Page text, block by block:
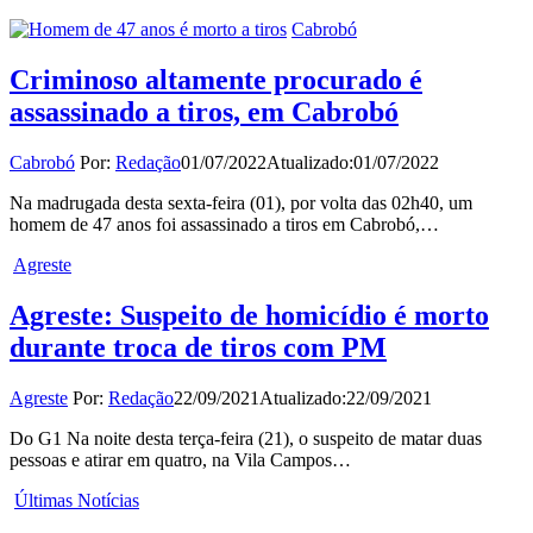
Cabrobó
Criminoso altamente procurado é
assassinado a tiros, em Cabrobó
Cabrobó Por: Redação01/07/2022Atualizado:01/07/2022
Na madrugada desta sexta-feira (01), por volta das 02h40, um
homem de 47 anos foi assassinado a tiros em Cabrobó,…
Agreste
Agreste: Suspeito de homicídio é morto
durante troca de tiros com PM
Agreste Por: Redação22/09/2021 Atualizado:22/09/2021
Do G1 Na noite desta terça-feira (21), o suspeito de matar duas
pessoas e atirar em quatro, na Vila Campos…
Últimas Notícias